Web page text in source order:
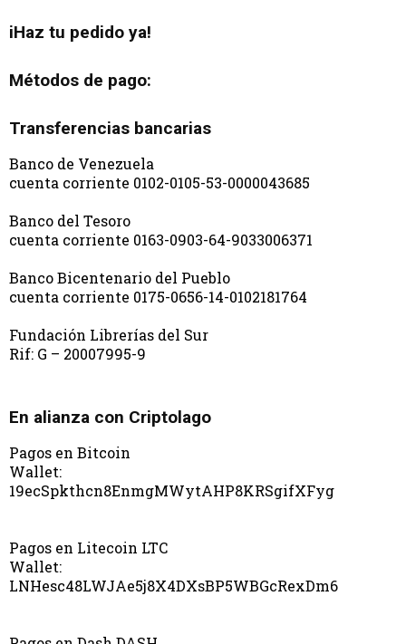
iHaz tu pedido ya!
Métodos de pago:
Transferencias bancarias
Banco de Venezuela
cuenta corriente 0102-0105-53-0000043685
Banco del Tesoro
cuenta corriente 0163-0903-64-9033006371
Banco Bicentenario del Pueblo
cuenta corriente 0175-0656-14-0102181764
Fundación Librerías del Sur
Rif: G – 20007995-9
En alianza con Criptolago
Pagos en Bitcoin
Wallet:
19ecSpkthcn8EnmgMWytAHP8KRSgifXFyg
Pagos en Litecoin LTC
Wallet:
LNHesc48LWJAe5j8X4DXsBP5WBGcRexDm6